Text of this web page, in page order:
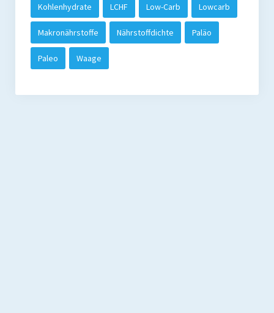
Kohlenhydrate LCHF Low-Carb Lowcarb
Makronährstoffe Nährstoffdichte Paläo
Paleo Waage